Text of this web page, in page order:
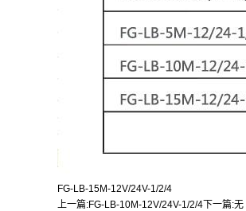
FG-LB-15M-12V/24V-1/2/4
上一篇:FG-LB-10M-12V/24V-1/2/4下一篇:无